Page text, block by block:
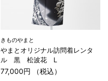
きものやまと
やまとオリジナル訪問着レンタ
ル 黒 松波花 L
77,000円 （税込）